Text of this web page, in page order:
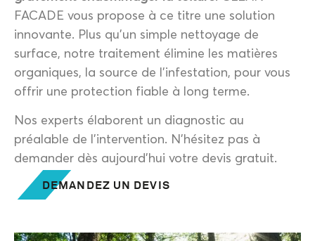
FACADE vous propose à ce titre une solution
innovante. Plus qu’un simple nettoyage de
surface, notre traitement élimine les matières
organiques, la source de l’infestation, pour vous
offrir une protection fiable à long terme.
Nos experts élaborent un diagnostic au
préalable de l’intervention. N’hésitez pas à
demander dès aujourd’hui votre devis gratuit.
DEMANDEZ UN DEVIS